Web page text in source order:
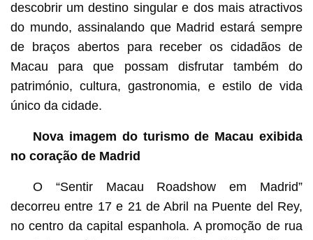
descobrir um destino singular e dos mais atractivos
do mundo, assinalando que Madrid estará sempre
de braços abertos para receber os cidadãos de
Macau para que possam disfrutar também do
património, cultura, gastronomia, e estilo de vida
único da cidade.
Nova imagem do turismo de Macau exibida
no coração de Madrid
O “Sentir Macau Roadshow em Madrid”
decorreu entre 17 e 21 de Abril na Puente del Rey,
no centro da capital espanhola. A promoção de rua